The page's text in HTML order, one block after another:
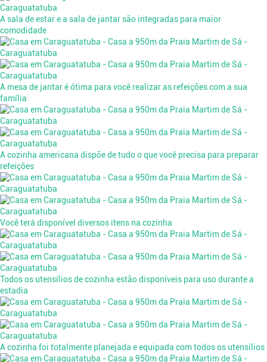
A sala de estar e a sala de jantar são integradas para maior
comodidade
A mesa de jantar é ótima para você realizar as refeições com a sua
família
A cozinha americana dispõe de tudo o que você precisa para preparar
refeições
Você terá disponível diversos itens na cozinha
Todos os utensílios de cozinha estão disponíveis para uso durante a
estadia
A cozinha foi totalmente planejada e equipada com todos os utensílios